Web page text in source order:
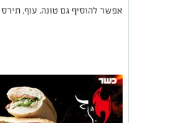
אפשר להוסיף גם טונה, עוף,